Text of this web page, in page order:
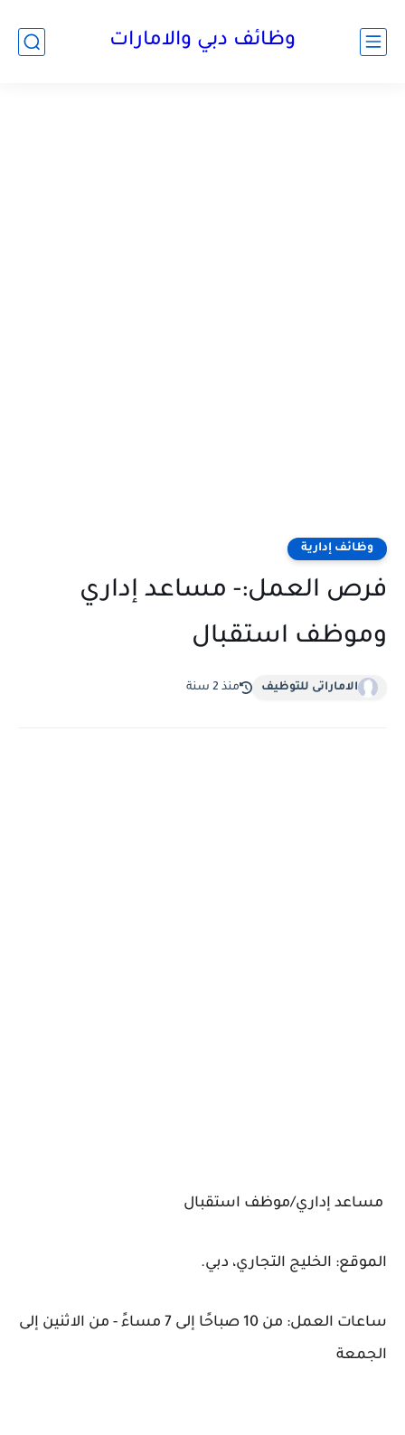
وظائف دبي والامارات
وظائف إدارية
فرص العمل:- مساعد إداري
وموظف استقبال
الاماراتى للتوظيف منذ 2 سنة
مساعد إداري/موظف استقبال
الموقع: الخليج التجاري، دبي.
ساعات العمل: من 10 صباحًا إلى 7 مساءً - من الاثنين إلى
الجمعة